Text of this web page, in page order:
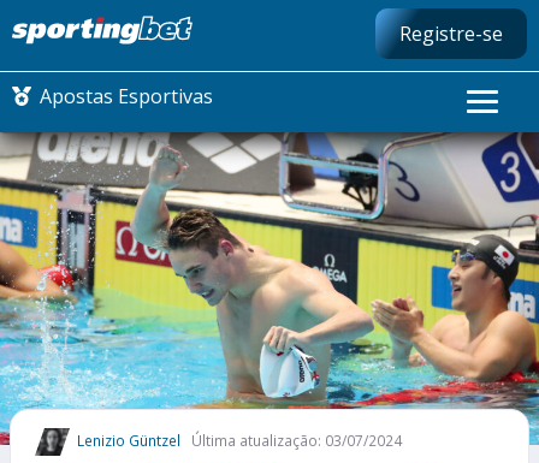
Registre-se
Apostas Esportivas
CONMEBOL LIBERTADORES
FUTEBOL NACIONAL
FUTEBOL INTERNACIONAL
COMO APOSTAR
MAIS ESPORTES
Lenizio Güntzel Última atualização: 03/07/2024